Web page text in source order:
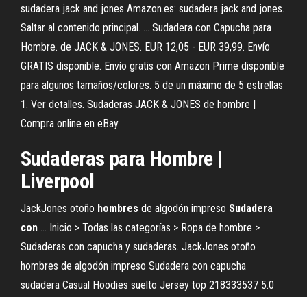
sudadera jack and jones Amazon.es: sudadera jack and jones.
Saltar al contenido principal. ... Sudadera con Capucha para
Hombre. de JACK & JONES. EUR 12,05 - EUR 39,99. Envío
GRATIS disponible. Envío gratis con Amazon Prime disponible
para algunos tamaños/colores. 5 de un máximo de 5 estrellas
1. Ver detalles. Sudaderas JACK & JONES de hombre |
Compra online en eBay
Sudaderas para Hombre |
Liverpool
JackJones otoño hombres de algodón impreso Sudadera
con ... Inicio > Todas las categorías > Ropa de hombre >
Sudaderas con capucha y sudaderas. JackJones otoño
hombres de algodón impreso Sudadera con capucha
sudadera Casual Hoodies suelto Jersey top 218333537 5.0